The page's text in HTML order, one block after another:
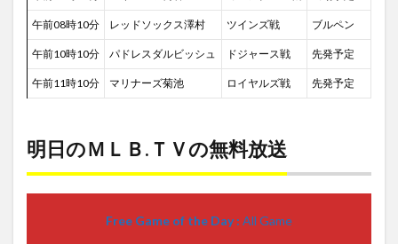
午前08時10分 レッドソックス澤村 ツインズ戦 ブルペン
午前10時10分 パドレスダルビッシュ ドジャース戦 先発予定
午前11時10分 マリナーズ菊池 ロイヤルズ戦 先発予定
明日のＭＬＢ.ＴＶの無料放送
Free Game of the Day : All Game